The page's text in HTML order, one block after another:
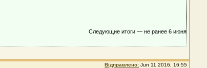
Следующие итоги — не ранее 6 июня
Відправлено: Jun 11 2016, 16:55